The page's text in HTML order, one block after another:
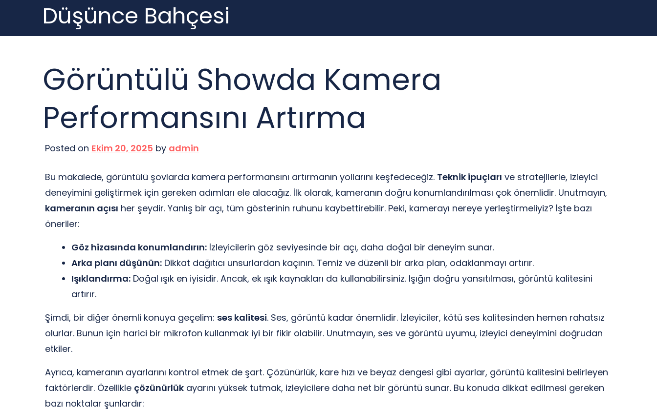
content
Düşünce Bahçesi
Görüntülü Showda Kamera
Performansını Artırma
Posted on Ekim 20, 2025 by admin
Bu makalede, görüntülü şovlarda kamera performansını artırmanın yollarını keşfedeceğiz. Teknik ipuçları ve stratejilerle, izleyici
deneyimini geliştirmek için gereken adımları ele alacağız. İlk olarak, kameranın doğru konumlandırılması çok önemlidir. Unutmayın,
kameranın açısı her şeydir. Yanlış bir açı, tüm gösterinin ruhunu kaybettirebilir. Peki, kamerayı nereye yerleştirmeliyiz? İşte bazı
öneriler:
Göz hizasında konumlandırın: İzleyicilerin göz seviyesinde bir açı, daha doğal bir deneyim sunar.
Arka planı düşünün: Dikkat dağıtıcı unsurlardan kaçının. Temiz ve düzenli bir arka plan, odaklanmayı artırır.
Işıklandırma: Doğal ışık en iyisidir. Ancak, ek ışık kaynakları da kullanabilirsiniz. Işığın doğru yansıtılması, görüntü kalitesini
artırır.
Şimdi, bir diğer önemli konuya geçelim: ses kalitesi. Ses, görüntü kadar önemlidir. İzleyiciler, kötü ses kalitesinden hemen rahatsız
olurlar. Bunun için harici bir mikrofon kullanmak iyi bir fikir olabilir. Unutmayın, ses ve görüntü uyumu, izleyici deneyimini doğrudan
etkiler.
Ayrıca, kameranın ayarlarını kontrol etmek de şart. Çözünürlük, kare hızı ve beyaz dengesi gibi ayarlar, görüntü kalitesini belirleyen
faktörlerdir. Özellikle çözünürlük ayarını yüksek tutmak, izleyicilere daha net bir görüntü sunar. Bu konuda dikkat edilmesi gereken
bazı noktalar şunlardır: